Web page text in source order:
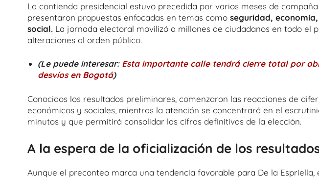
La contienda presidencial estuvo precedida por varios meses de
presentaron propuestas enfocadas en temas como seguridad,
social. La jornada electoral movilizó a millones de ciudadanos en todo el
alteraciones al orden público.
(Le puede interesar: Esta importante calle tendrá cierre total por
desvíos en Bogotá)
Conocidos los resultados preliminares, comenzaron las reacciones de
económicos y sociales, mientras la atención se concentrará en el
minutos y que permitirá consolidar las cifras definitivas de la elección.
A la espera de la oficialización de los
Aunque el preconteo marca una tendencia favorable para De la